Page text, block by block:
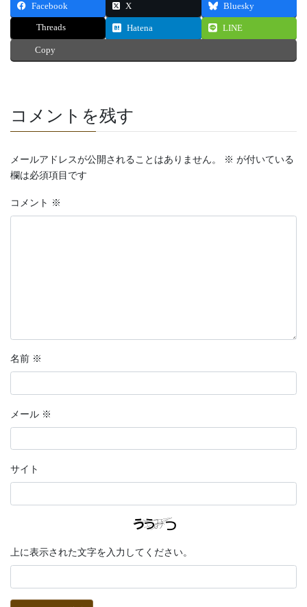
Facebook X Bluesky
Threads Hatena LINE
Copy
コメントを残す
メールアドレスが公開されることはありません。 ※ が付いている
欄は必須項目です
コメント ※
名前 ※
メール ※
サイト
上に表示された文字を入力してください。